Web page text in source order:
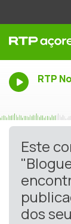
RTP
Este
dos